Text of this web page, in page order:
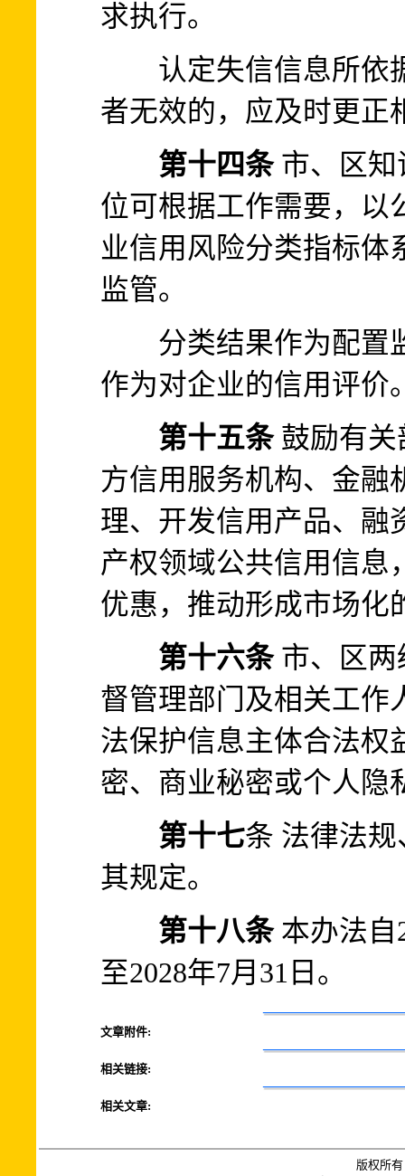
求执行。
认定失信信息所依
者无效的，应及时更正
第十四条市、区知
位可根据工作需要，以
业信用风险分类指标体
监管。
分类结果作为配置
作为对企业的信用评价
第十五条鼓励有关
方信用服务机构、金融
理、开发信用产品、融
产权领域公共信用信息
优惠，推动形成市场化
第十六条市、区两
督管理部门及相关工作
法保护信息主体合法权
密、商业秘密或个人隐
第十七条 法律法
其规定。
第十八条本办法自
至2028年7月31日。
文章附件:
相关链接:
相关文章:
版权所